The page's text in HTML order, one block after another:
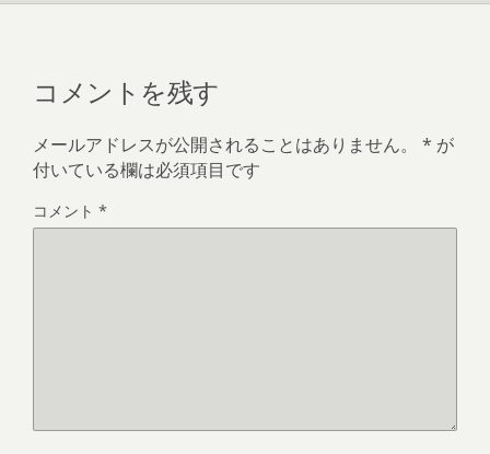
コメントを残す
メールアドレスが公開されることはありません。 * が
付いている欄は必須項目です
コメント *